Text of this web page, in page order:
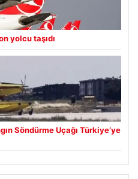
yolcu taşıdı
Söndürme Uçağı Türkiye’ye